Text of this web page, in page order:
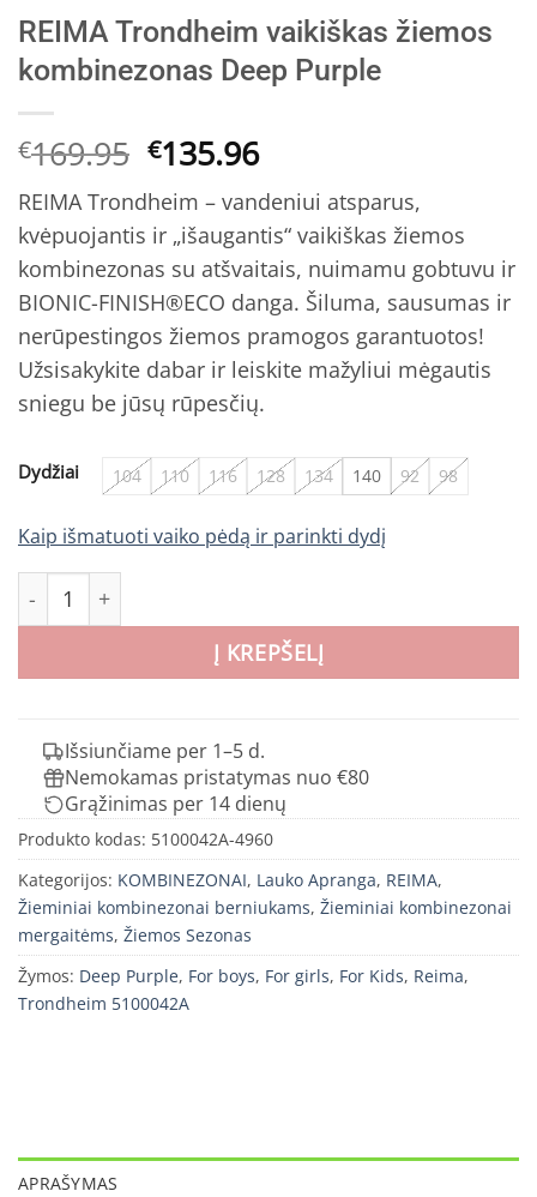
REIMA Trondheim vaikiškas žiemos
kombinezonas Deep Purple
€169.95 Original
price
was:
€169.95.
€135.96Current
price
is:
€135.96.
REIMA Trondheim – vandeniui atsparus,
kvėpuojantis ir „išaugantis“ vaikiškas žiemos
kombinezonas su atšvaitais, nuimamu gobtuvu ir
BIONIC-FINISH®ECO danga. Šiluma, sausumas ir
nerūpestingos žiemos pramogos garantuotos!
Užsisakykite dabar ir leiskite mažyliui mėgautis
sniegu be jūsų rūpesčių.
Dydžiai 104 110 116 128 134 140 92 98
Kaip išmatuoti vaiko pėdą ir parinkti dydį
produkto kiekis: REIMA Trondheim vaikiškas žiemos
Į KREPŠELĮ
Išsiunčiame per 1–5 d.
Nemokamas pristatymas nuo €80
Grąžinimas per 14 dienų
Produkto kodas: 5100042A-4960
Kategorijos: KOMBINEZONAI, Lauko Apranga, REIMA,
Žieminiai kombinezonai berniukams, Žieminiai kombinezonai
mergaitėms, Žiemos Sezonas
Žymos: Deep Purple, For boys, For girls, For Kids, Reima,
Trondheim 5100042A
APRAŠYMAS